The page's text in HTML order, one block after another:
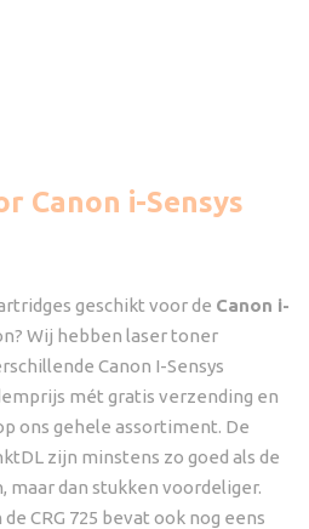
Canon i-Sensys
geschikt voor de Canon i-
Wij hebben laser toner
Canon I-Sensys
mét gratis verzending en
ons gehele assortiment. De
zijn minstens zo goed als de
maar dan stukken voordeliger.
CRG 725 bevat ook nog eens